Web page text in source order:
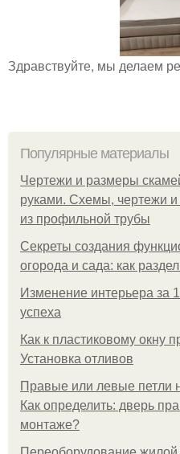
Здравствуйте, мы делаем
Популярные материалы
Чертежи и размеры
руками. Схемы, чертежи
из профильной трубы
Секреты создания
огорода и сада: как
Изменение интерьера за
успеха
Как к пластиковому окну
Установка отливов
Правые или левые петли
Как определить: дверь
монтаже?